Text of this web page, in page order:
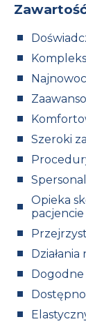
Szeroki
Opieka
pacjencie
Dogodne